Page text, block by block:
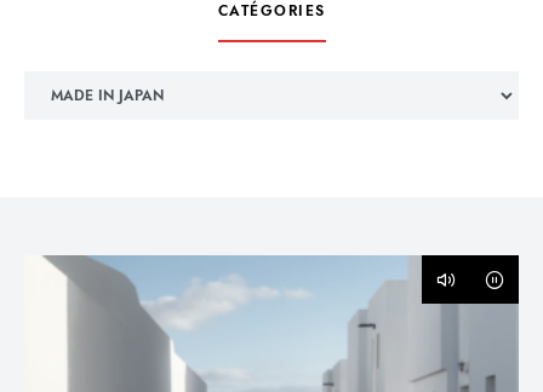
CATÉGORIES